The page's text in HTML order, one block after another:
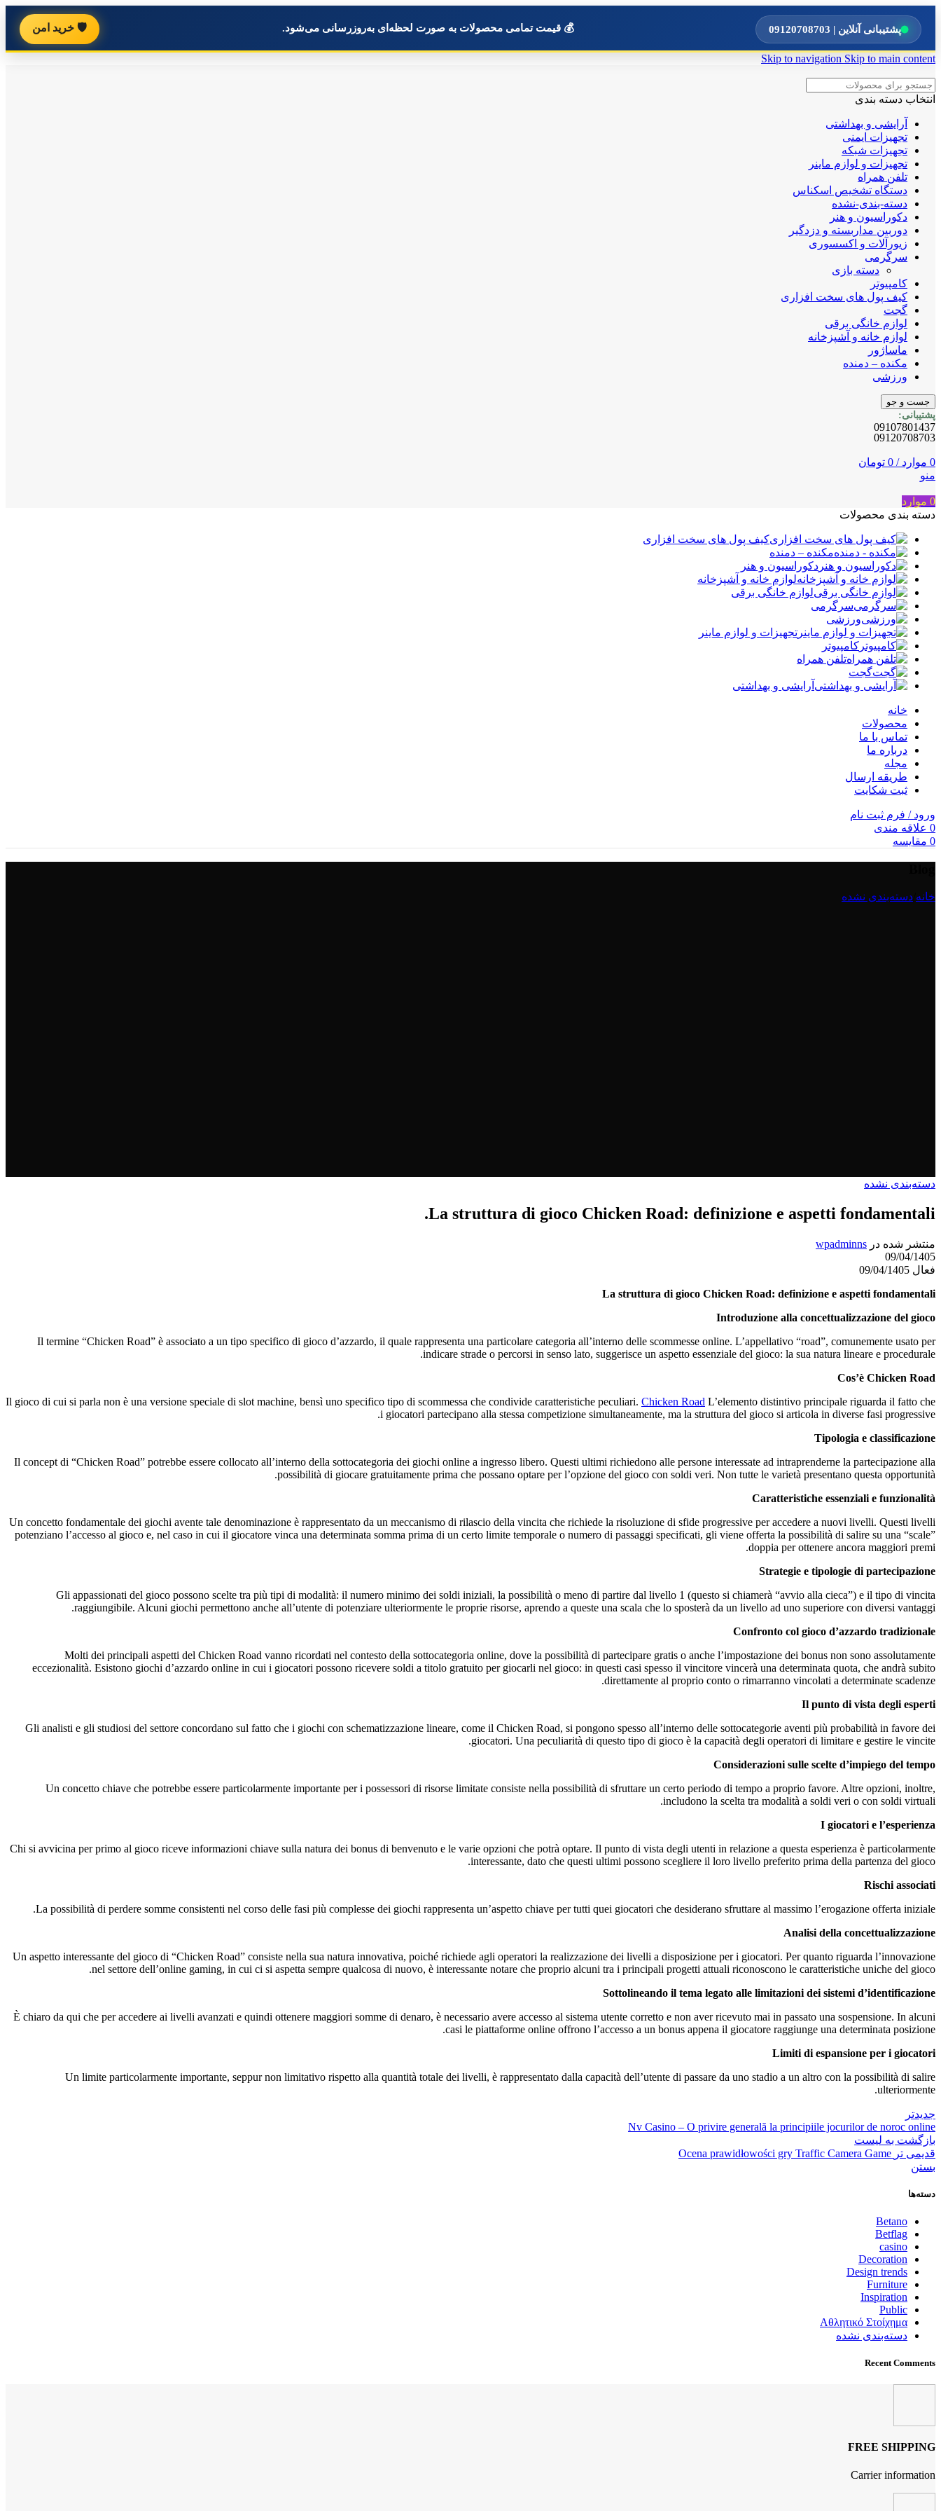
پشتیبانی آنلاین | 09120708703 💰 قیمت تمامی محصولات به صورت لحظه‌ای به‌روزرسانی می‌شود. 🛡️ خرید امن
Skip to navigation Skip to main content
انتخاب دسته بندی
آرایشی و بهداشتی
تجهیزات ایمنی
تجهیزات شبکه
تجهیزات و لوازم ماینر
تلفن همراه
دستگاه تشخیص اسکناس
دسته-بندی-نشده
دکوراسیون و هنر
دوربین مداربسته و دزدگیر
زیورآلات و اکسسوری
سرگرمی
دسته بازی
کامپیوتر
کیف پول های سخت افزاری
گجت
لوازم خانگی برقی
لوازم خانه و آشپزخانه
ماساژور
مکنده – دمنده
ورزشی
جست و جو
پشتیبانی:
09107801437
09120708703
0 موارد /
0 تومان
منو
0 موارد
دسته بندی محصولات
کیف پول های سخت افزاری
مکنده – دمنده
دکوراسیون و هنر
لوازم خانه و آشپزخانه
لوازم خانگی برقی
سرگرمی
ورزشی
تجهیزات و لوازم ماینر
کامپیوتر
تلفن همراه
گجت
آرایشی و بهداشتی
خانه
محصولات
تماس با ما
درباره ما
مجله
طریقه ارسال
ثبت شکایت
ورود / فرم ثبت نام
0 علاقه مندی
0 مقایسه
خانه دسته‌بندی نشده
دسته‌بندی نشده
La struttura di gioco Chicken Road: definizione e aspetti fondamentali.
منتشر شده در wpadminns
09/04/1405
فعال 09/04/1405
La struttura di gioco Chicken Road: definizione e aspetti fondamentali
Introduzione alla concettualizzazione del gioco
Il termine “Chicken Road” è associato a un tipo specifico di gioco d’azzardo, il quale rappresenta una particolare categoria all’interno delle scommesse online. L’appellativo “road”, comunemente usato per
indicare strade o percorsi in senso lato, suggerisce un aspetto essenziale del gioco: la sua natura lineare e procedurale.
Cos’è Chicken Road
Il gioco di cui si parla non è una versione speciale di slot machine, bensì uno specifico tipo di scommessa che condivide caratteristiche peculiari. Chicken Road L’elemento distintivo principale riguarda il fatto che
i giocatori partecipano alla stessa competizione simultaneamente, ma la struttura del gioco si articola in diverse fasi progressive.
Tipologia e classificazione
Il concept di “Chicken Road” potrebbe essere collocato all’interno della sottocategoria dei giochi online a ingresso libero. Questi ultimi richiedono alle persone interessate ad intraprenderne la partecipazione alla
possibilità di giocare gratuitamente prima che possano optare per l’opzione del gioco con soldi veri. Non tutte le varietà presentano questa opportunità.
Caratteristiche essenziali e funzionalità
Un concetto fondamentale dei giochi avente tale denominazione è rappresentato da un meccanismo di rilascio della vincita che richiede la risoluzione di sfide progressive per accedere a nuovi livelli. Questi livelli
potenziano l’accesso al gioco e, nel caso in cui il giocatore vinca una determinata somma prima di un certo limite temporale o numero di passaggi specificati, gli viene offerta la possibilità di salire su una “scale”
doppia per ottenere ancora maggiori premi.
Strategie e tipologie di partecipazione
Gli appassionati del gioco possono scelte tra più tipi di modalità: il numero minimo dei soldi iniziali, la possibilità o meno di partire dal livello 1 (questo si chiamerà “avvio alla cieca”) e il tipo di vincita
raggiungibile. Alcuni giochi permettono anche all’utente di potenziare ulteriormente le proprie risorse, aprendo a queste una scala che lo sposterà da un livello ad uno superiore con diversi vantaggi.
Confronto col gioco d’azzardo tradizionale
Molti dei principali aspetti del Chicken Road vanno ricordati nel contesto della sottocategoria online, dove la possibilità di partecipare gratis o anche l’impostazione dei bonus non sono assolutamente
eccezionalità. Esistono giochi d’azzardo online in cui i giocatori possono ricevere soldi a titolo gratuito per giocarli nel gioco: in questi casi spesso il vincitore vincerà una determinata quota, che andrà subito
direttamente al proprio conto o rimarranno vincolati a determinate scadenze.
Il punto di vista degli esperti
Gli analisti e gli studiosi del settore concordano sul fatto che i giochi con schematizzazione lineare, come il Chicken Road, si pongono spesso all’interno delle sottocategorie aventi più probabilità in favore dei
giocatori. Una peculiarità di questo tipo di gioco è la capacità degli operatori di limitare e gestire le vincite.
Considerazioni sulle scelte d’impiego del tempo
Un concetto chiave che potrebbe essere particolarmente importante per i possessori di risorse limitate consiste nella possibilità di sfruttare un certo periodo di tempo a proprio favore. Altre opzioni, inoltre,
includono la scelta tra modalità a soldi veri o con soldi virtuali.
I giocatori e l’esperienza
Chi si avvicina per primo al gioco riceve informazioni chiave sulla natura dei bonus di benvenuto e le varie opzioni che potrà optare. Il punto di vista degli utenti in relazione a questa esperienza è particolarmente
interessante, dato che questi ultimi possono scegliere il loro livello preferito prima della partenza del gioco.
Rischi associati
La possibilità di perdere somme consistenti nel corso delle fasi più complesse dei giochi rappresenta un’aspetto chiave per tutti quei giocatori che desiderano sfruttare al massimo l’erogazione offerta iniziale.
Analisi della concettualizzazione
Un aspetto interessante del gioco di “Chicken Road” consiste nella sua natura innovativa, poiché richiede agli operatori la realizzazione dei livelli a disposizione per i giocatori. Per quanto riguarda l’innovazione
nel settore dell’online gaming, in cui ci si aspetta sempre qualcosa di nuovo, è interessante notare che proprio alcuni tra i principali progetti attuali riconoscono le caratteristiche uniche del gioco.
Sottolineando il tema legato alle limitazioni dei sistemi d’identificazione
È chiaro da qui che per accedere ai livelli avanzati e quindi ottenere maggiori somme di denaro, è necessario avere accesso al sistema utente corretto e non aver ricevuto mai in passato una sospensione. In alcuni
casi le piattaforme online offrono l’accesso a un bonus appena il giocatore raggiunge una determinata posizione.
Limiti di espansione per i giocatori
Un limite particolarmente importante, seppur non limitativo rispetto alla quantità totale dei livelli, è rappresentato dalla capacità dell’utente di passare da uno stadio a un altro con la possibilità di salire
ulteriormente.
جدیدتر
Nv Casino – O privire generală la principiile jocurilor de noroc online
بازگشت به لیست
قدیمی تر Ocena prawidłowości gry Traffic Camera Game
بستن
دسته‌ها
Betano
Betflag
casino
Decoration
Design trends
Furniture
Inspiration
Public
Αθλητικό Στοίχημα
دسته‌بندی نشده
Recent Comments
FREE SHIPPING
Carrier information